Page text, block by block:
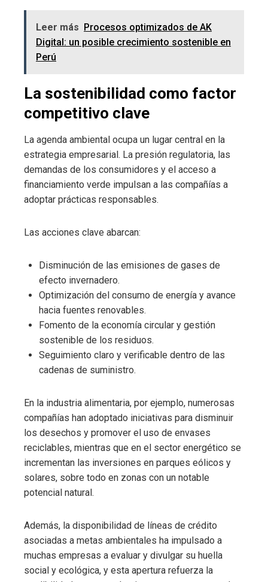
Leer más Procesos optimizados de AK
Digital: un posible crecimiento sostenible en
Perú
La sostenibilidad como factor
competitivo clave
La agenda ambiental ocupa un lugar central en la
estrategia empresarial. La presión regulatoria, las
demandas de los consumidores y el acceso a
financiamiento verde impulsan a las compañías a
adoptar prácticas responsables.
Las acciones clave abarcan:
Disminución de las emisiones de gases de
efecto invernadero.
Optimización del consumo de energía y avance
hacia fuentes renovables.
Fomento de la economía circular y gestión
sostenible de los residuos.
Seguimiento claro y verificable dentro de las
cadenas de suministro.
En la industria alimentaria, por ejemplo, numerosas
compañías han adoptado iniciativas para disminuir
los desechos y promover el uso de envases
reciclables, mientras que en el sector energético se
incrementan las inversiones en parques eólicos y
solares, sobre todo en zonas con un notable
potencial natural.
Además, la disponibilidad de líneas de crédito
asociadas a metas ambientales ha impulsado a
muchas empresas a evaluar y divulgar su huella
social y ecológica, y esta apertura refuerza la